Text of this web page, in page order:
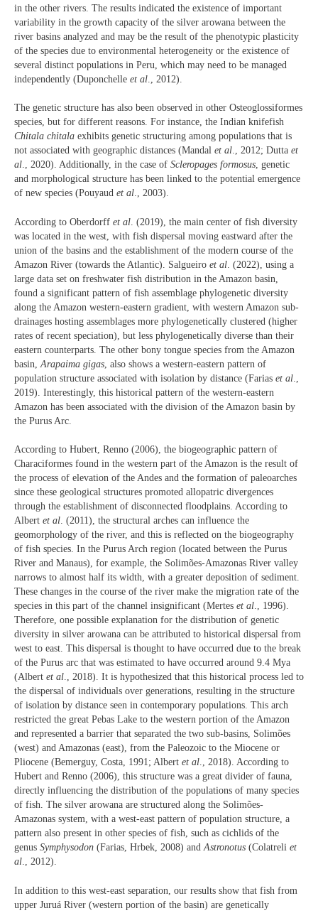
in the other rivers. The results indicated the existence of important
variability in the growth capacity of the silver arowana between the
river basins analyzed and may be the result of the phenotypic plasticity
of the species due to environmental heterogeneity or the existence of
several distinct populations in Peru, which may need to be managed
independently (Duponchelle et al ., 2012).
The genetic structure has also been observed in other Osteoglossiformes
species, but for different reasons. For instance, the Indian knifefish
Chitala chitala exhibits genetic structuring among populations that is
not associated with geographic distances (Mandal et al., 2012; Dutta et
al., 2020). Additionally, in the case of Scleropages formosus, genetic
and morphological structure has been linked to the potential emergence
of new species (Pouyaud et al., 2003).
According to Oberdorff et al . (2019), the main center of fish diversity
was located in the west, with fish dispersal moving eastward after the
union of the basins and the establishment of the modern course of the
Amazon River (towards the Atlantic). Salgueiro et al . (2022), using a
large data set on freshwater fish distribution in the Amazon basin,
found a significant pattern of fish assemblage phylogenetic diversity
along the Amazon western-eastern gradient, with western Amazon sub-
drainages hosting assemblages more phylogenetically clustered (higher
rates of recent speciation), but less phylogenetically diverse than their
eastern counterparts. The other bony tongue species from the Amazon
basin, Arapaima gigas , also shows a western-eastern pattern of
population structure associated with isolation by distance (Farias et al
2019). Interestingly, this historical pattern of the western-eastern
Amazon has been associated with the division of the Amazon basin by
the Purus Arc.
According to Hubert, Renno (2006), the biogeographic pattern of
Characiformes found in the western part of the Amazon is the result of
the process of elevation of the Andes and the formation of paleoarches
since these geological structures promoted allopatric divergences
through the establishment of disconnected floodplains. According to
Albert et al. (2011), the structural arches can influence the
geomorphology of the river, and this is reflected on the biogeography
of fish species. In the Purus Arch region (located between the Purus
River and Manaus), for example, the Solimões-Amazonas River valley
narrows to almost half its width, with a greater deposition of sediment.
These changes in the course of the river make the migration rate of the
species in this part of the channel insignificant (Mertes et al., 1996).
Therefore, one possible explanation for the distribution of genetic
diversity in silver arowana can be attributed to historical dispersal from
west to east. This dispersal is thought to have occurred due to the break
of the Purus arc that was estimated to have occurred around 9.4 Mya
(Albert et al., 2018). It is hypothesized that this historical process led to
the dispersal of individuals over generations, resulting in the structure
of isolation by distance seen in contemporary populations. This arch
restricted the great Pebas Lake to the western portion of the Amazon
and represented a barrier that separated the two sub-basins, Solimões
(west) and Amazonas (east), from the Paleozoic to the Miocene or
Pliocene (Bemerguy, Costa, 1991; Albert et al., 2018). According to
Hubert and Renno (2006), this structure was a great divider of fauna,
directly influencing the distribution of the populations of many species
of fish. The silver arowana are structured along the Solimões-
Amazonas system, with a west-east pattern of population structure, a
pattern also present in other species of fish, such as cichlids of the
genus Symphysodon (Farias, Hrbek, 2008) andAstronotus (Colatreli et
al., 2012).
In addition to this west-east separation, our results show that fish from
upper Juruá River (western portion of the basin) are genetically